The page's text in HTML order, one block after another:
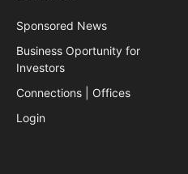
Sponsored News
Business Oportunity for
Investors
Connections | Offices
Login